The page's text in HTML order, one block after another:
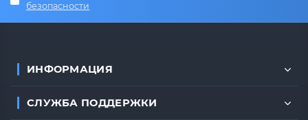
безопасности
ИНФОРМАЦИЯ
СЛУЖБА ПОДДЕРЖКИ